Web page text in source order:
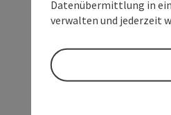
Datenübermittlung in
verwalten und jederzeit